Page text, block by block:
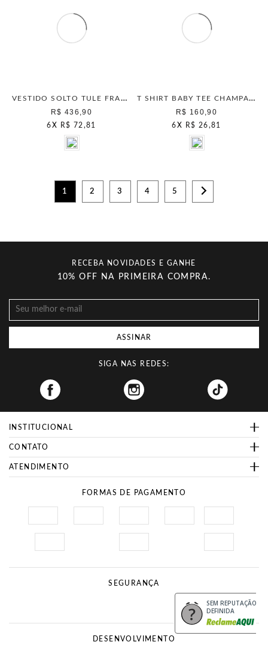
VESTIDO SOLTO TULE FRANZIDO CAMELO
R$ 436,90
6 X R$ 72,81
T SHIRT BABY TEE CHAMPAGNE
R$ 160,90
6 X R$ 26,81
1 2 3 4 5
RECEBA NOVIDADES E GANHE
10% OFF NA PRIMEIRA COMPRA.
ASSINAR
SIGA NAS REDES:
Facebook
INSTITUCIONAL
CONTATO
ATENDIMENTO
FORMAS DE PAGAMENTO
SEGURANÇA
SEM REPUTAÇÃO
DEFINIDA
DESENVOLVIMENTO